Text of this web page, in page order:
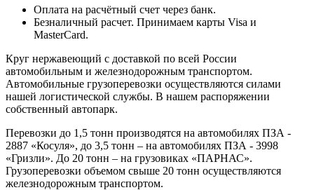
Оплата на расчётный счет через банк.
Безналичный расчет. Принимаем карты Visa и
MasterCard.
Круг нержавеющий с доставкой по всей России
автомобильным и железнодорожным транспортом.
Автомобильные грузоперевозки осуществляются силами
нашей логистической службы. В нашем распоряжении
собственный автопарк.
Перевозки до 1,5 тонн производятся на автомобилях ПЗА -
2887 «Косуля», до 3,5 тонн – на автомобилях ПЗА - 3998
«Гризли». До 20 тонн – на грузовиках «ПАРНАС».
Грузоперевозки объемом свыше 20 тонн осуществляются
железнодорожным транспортом.